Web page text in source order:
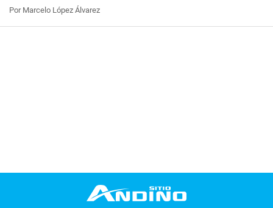
Por Marcelo López Álvarez